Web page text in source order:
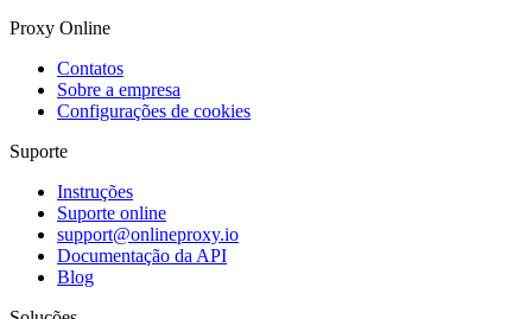
Proxy Online
Contatos
Sobre a empresa
Configurações de cookies
Suporte
Instruções
Suporte online
support@onlineproxy.io
Documentação da API
Blog